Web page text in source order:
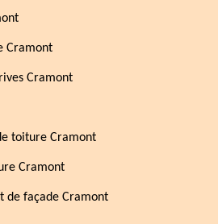
Cramont
Cramont
toiture Cramont
Cramont
de façade Cramont